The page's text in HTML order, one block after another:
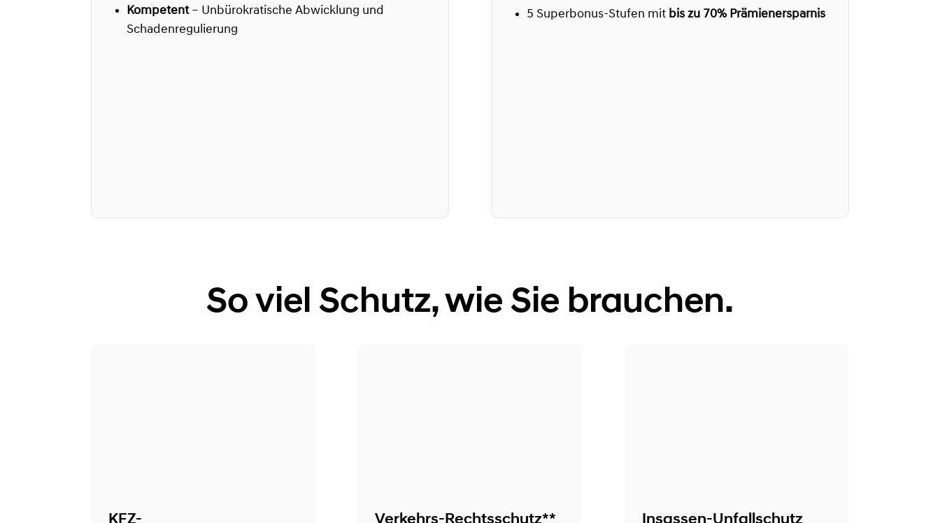
Kompetent– Unbürokratische Abwicklung und
Schadenregulierung
5 Superbonus-Stufen mit bis zu 70% Prämienersparnis
So viel Schutz, wie Sie brauchen.
KFZ- Verkehrs-Rechtsschutz** Insassen-Unfallschutz